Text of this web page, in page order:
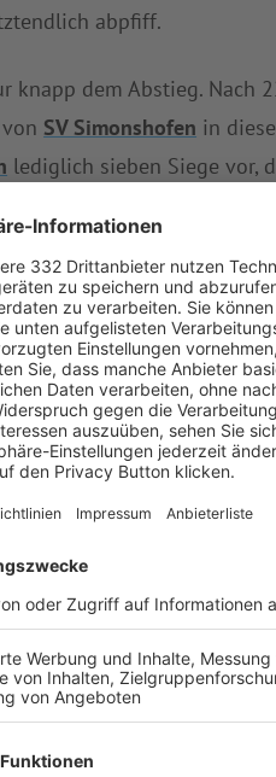
abpfiff.
knapp dem Abstieg. Nach
SV Simonshofen in
lediglich sieben Siege vor,
die jüngste Bilanz von
auf dem dritten
gewinnt, die Abwehr
der Kreisklasse 4. Im
hinnehmen.SpVgg